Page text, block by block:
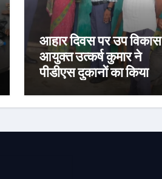
आहार दिवस पर उप विकास
आयुक्त उत्कर्ष कुमार ने
पीडीएस दुकानों का किया
वितरण के दिए निर्देश